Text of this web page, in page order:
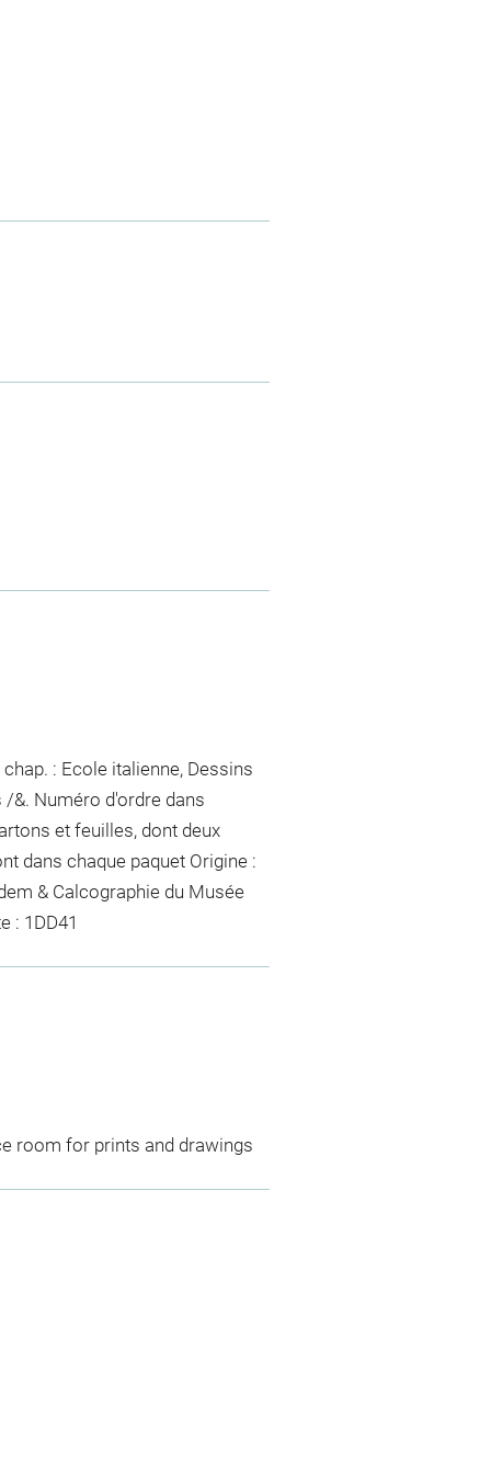
: Ecole italienne, Dessins
/&. Numéro d'ordre dans
et feuilles, dont deux
dans chaque paquetOrigine :
& Calcographie du Musée
: 1DD41
room for prints and drawings